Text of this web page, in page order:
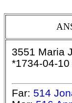
3551 Maria
*1734-04-
Far: 514